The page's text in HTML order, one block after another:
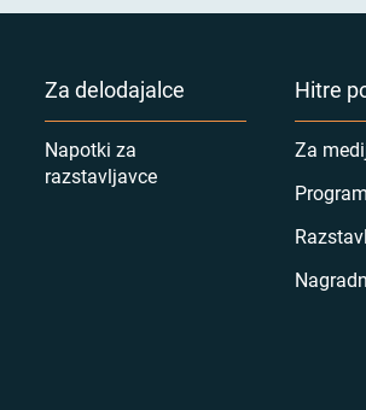
Za delodajalce
Napotki za
razstavljavce
Hitre
Za
Program